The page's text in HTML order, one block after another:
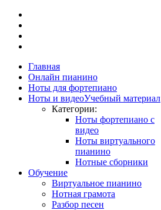
Главная
Онлайн пианино
Ноты для фортепиано
Ноты и видеоУчебный материал
Категории:
Ноты фортепиано с
видео
Ноты виртуального
пианино
Нотные сборники
Обучение
Виртуальное пианино
Нотная грамота
Разбор песен